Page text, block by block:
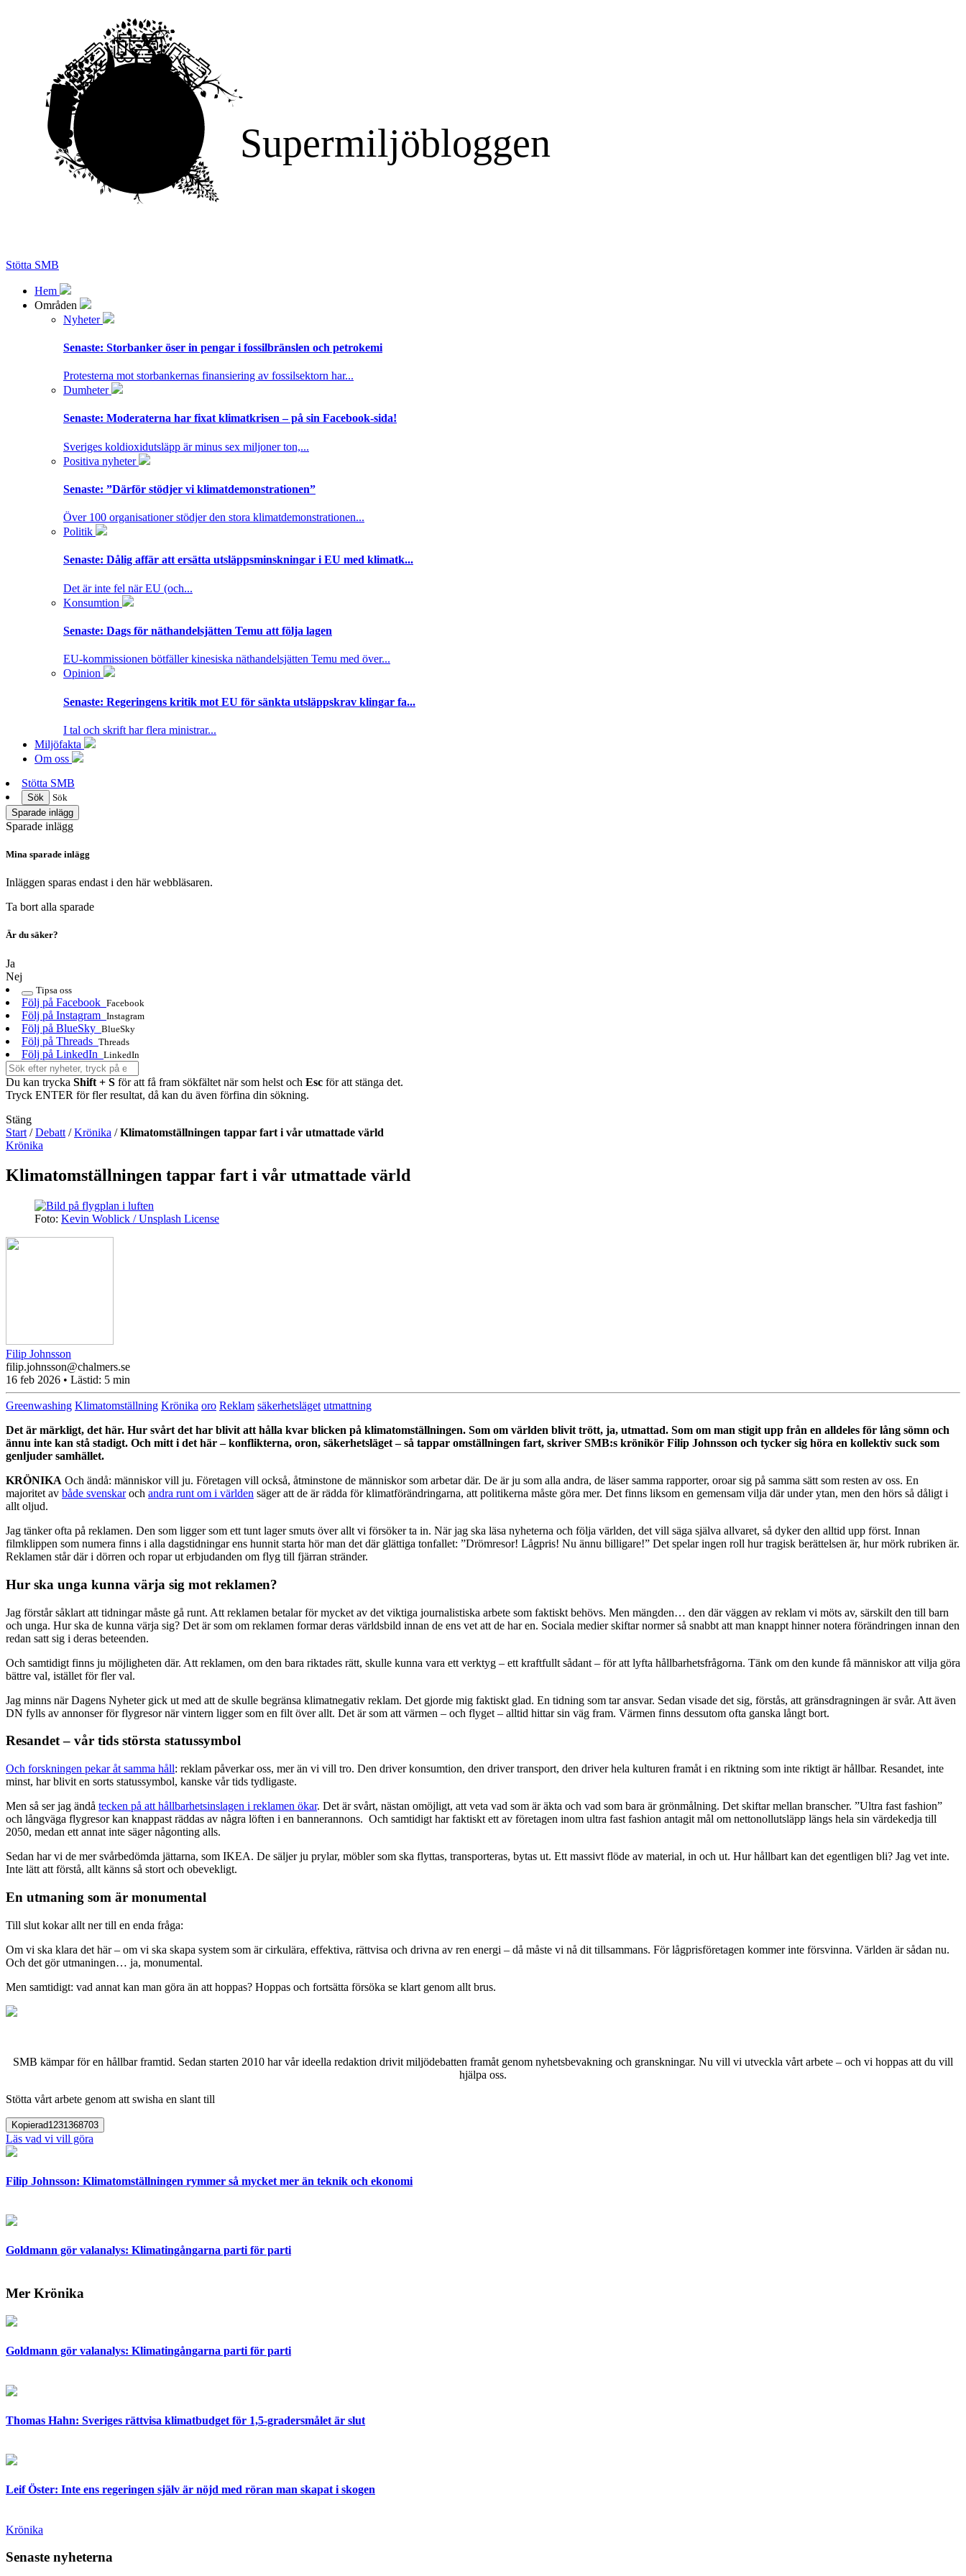
Supermiljöbloggen
Stötta SMB
Hem
Områden
Nyheter
Senaste: Storbanker öser in pengar i fossilbränslen och petrokemi
Protesterna mot storbankernas finansiering av fossilsektorn har...
Dumheter
Senaste: Moderaterna har fixat klimatkrisen – på sin Facebook-sida!
Sveriges koldioxidutsläpp är minus sex miljoner ton,...
Positiva nyheter
Senaste: ”Därför stödjer vi klimatdemonstrationen”
Över 100 organisationer stödjer den stora klimatdemonstrationen...
Politik
Senaste: Dålig affär att ersätta utsläppsminskningar i EU med klimatk...
Det är inte fel när EU (och...
Konsumtion
Senaste: Dags för näthandelsjätten Temu att följa lagen
EU-kommissionen bötfäller kinesiska näthandelsjätten Temu med över...
Opinion
Senaste: Regeringens kritik mot EU för sänkta utsläppskrav klingar fa...
I tal och skrift har flera ministrar...
Miljöfakta
Om oss
Stötta SMB
Sök
Sök
Sparade inlägg
Sparade inlägg
Mina sparade inlägg
Inläggen sparas endast i den här webbläsaren.
Ta bort alla sparade
Är du säker?
Ja
Nej
Tipsa oss
Följ på Facebook Facebook
Följ på Instagram Instagram
Följ på BlueSky BlueSky
Följ på Threads Threads
Följ på LinkedIn LinkedIn
Du kan trycka Shift + S för att få fram sökfältet när som helst och Esc för att stänga det.
Tryck ENTER för fler resultat, då kan du även förfina din sökning.
Stäng
Start /Debatt /Krönika /Klimatomställningen tappar fart i vår utmattade värld
Krönika
Klimatomställningen tappar fart i vår utmattade värld
Foto: Kevin Woblick / Unsplash License
Filip Johnsson
filip.johnsson@chalmers.se
16 feb 2026 • Lästid: 5 min
Greenwashing Klimatomställning Krönika oro Reklam säkerhetsläget utmattning
Det är märkligt, det här. Hur svårt det har blivit att hålla kvar blicken på klimatomställningen. Som om världen blivit trött, ja, utmattad. Som om man stigit upp från en alldeles för lång sömn och
ännu inte kan stå stadigt. Och mitt i det här – konflikterna, oron, säkerhetsläget – så tappar omställningen fart, skriver SMB:s krönikör Filip Johnsson och tycker sig höra en kollektiv suck som
genljuder samhället.
KRÖNIKA Och ändå: människor vill ju. Företagen vill också, åtminstone de människor som arbetar där. De är ju som alla andra, de läser samma rapporter, oroar sig på samma sätt som resten av oss. En
majoritet av både svenskaroch andra runt om i världen säger att de är rädda för klimatförändringarna, att politikerna måste göra mer. Det finns liksom en gemensam vilja där under ytan, men den hörs så dåligt i
allt oljud.
Jag tänker ofta på reklamen. Den som ligger som ett tunt lager smuts över allt vi försöker ta in. När jag ska läsa nyheterna och följa världen, det vill säga själva allvaret, så dyker den alltid upp först. Innan
filmklippen som numera finns i alla dagstidningar ens hunnit starta hör man det där glättiga tonfallet: ”Drömresor! Lågpris! Nu ännu billigare!” Det spelar ingen roll hur tragisk berättelsen är, hur mörk rubriken är.
Reklamen står där i dörren och ropar ut erbjudanden om flyg till fjärran stränder.
Hur ska unga kunna värja sig mot reklamen?
Jag förstår såklart att tidningar måste gå runt. Att reklamen betalar för mycket av det viktiga journalistiska arbete som faktiskt behövs. Men mängden… den där väggen av reklam vi möts av, särskilt den till barn
och unga. Hur ska de kunna värja sig? Det är som om reklamen formar deras världsbild innan de ens vet att de har en. Sociala medier skiftar normer så snabbt att man knappt hinner notera förändringen innan den
redan satt sig i deras beteenden.
Och samtidigt finns ju möjligheten där. Att reklamen, om den bara riktades rätt, skulle kunna vara ett verktyg – ett kraftfullt sådant – för att lyfta hållbarhetsfrågorna. Tänk om den kunde få människor att vilja göra
bättre val, istället för fler val.
Jag minns när Dagens Nyheter gick ut med att de skulle begränsa klimatnegativ reklam. Det gjorde mig faktiskt glad. En tidning som tar ansvar. Sedan visade det sig, förstås, att gränsdragningen är svår. Att även
DN fylls av annonser för flygresor när vintern ligger som en filt över allt. Det är som att värmen – och flyget – alltid hittar sin väg fram. Värmen finns dessutom ofta ganska långt bort.
Resandet – vår tids största statussymbol
Och forskningen pekar åt samma håll: reklam påverkar oss, mer än vi vill tro. Den driver konsumtion, den driver transport, den driver hela kulturen framåt i en riktning som inte riktigt är hållbar. Resandet, inte
minst, har blivit en sorts statussymbol, kanske vår tids tydligaste.
Men så ser jag ändå tecken på att hållbarhetsinslagen i reklamen ökar. Det är svårt, nästan omöjligt, att veta vad som är äkta och vad som bara är grönmålning. Det skiftar mellan branscher. ”Ultra fast fashion”
och långväga flygresor kan knappast räddas av några löften i en bannerannons. Och samtidigt har faktiskt ett av företagen inom ultra fast fashion antagit mål om nettonollutsläpp längs hela sin värdekedja till
2050, medan ett annat inte säger någonting alls.
Sedan har vi de mer svårbedömda jättarna, som IKEA. De säljer ju prylar, möbler som ska flyttas, transporteras, bytas ut. Ett massivt flöde av material, in och ut. Hur hållbart kan det egentligen bli? Jag vet inte.
Inte lätt att förstå, allt känns så stort och obevekligt.
En utmaning som är monumental
Till slut kokar allt ner till en enda fråga:
Om vi ska klara det här – om vi ska skapa system som är cirkulära, effektiva, rättvisa och drivna av ren energi – då måste vi nå dit tillsammans. För lågprisföretagen kommer inte försvinna. Världen är sådan nu.
Och det gör utmaningen… ja, monumental.
Men samtidigt: vad annat kan man göra än att hoppas? Hoppas och fortsätta försöka se klart genom allt brus.
SMB kämpar för en hållbar framtid. Sedan starten 2010 har vår ideella redaktion drivit miljödebatten framåt genom nyhetsbevakning och granskningar. Nu vill vi utveckla vårt arbete – och vi hoppas att du vill
hjälpa oss.
Stötta vårt arbete genom att swisha en slant till
Kopierad1231368703
Läs vad vi vill göra
Filip Johnsson: Klimatomställningen rymmer så mycket mer än teknik och ekonomi
Goldmann gör valanalys: Klimatingångarna parti för parti
Mer Krönika
Goldmann gör valanalys: Klimatingångarna parti för parti
Thomas Hahn: Sveriges rättvisa klimatbudget för 1,5-gradersmålet är slut
Leif Öster: Inte ens regeringen själv är nöjd med röran man skapat i skogen
Krönika
Senaste nyheterna